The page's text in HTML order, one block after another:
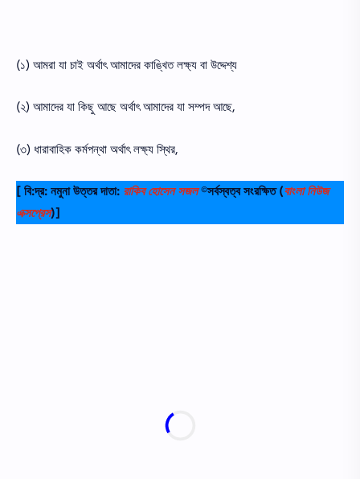
(১) আমরা যা চাই অর্থাৎ আমাদের কাঙ্খিত লক্ষ্য বা উদ্দেশ্য
(২) আমাদের যা কিছু আছে অর্থাৎ আমাদের যা সম্পদ আছে,
(৩) ধারাবাহিক কর্মপন্থা অর্থাৎ লক্ষ্য স্থির,
[ বি:দ্র: নমুনা উত্তর দাতা: রাকিব হোসেন সজল©সর্বস্বত্ব সংরক্ষিত (বাংলা নিউজ
এক্সপ্রেস)]